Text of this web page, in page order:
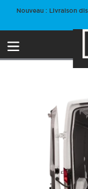
contenu
Nouveau : Livraison